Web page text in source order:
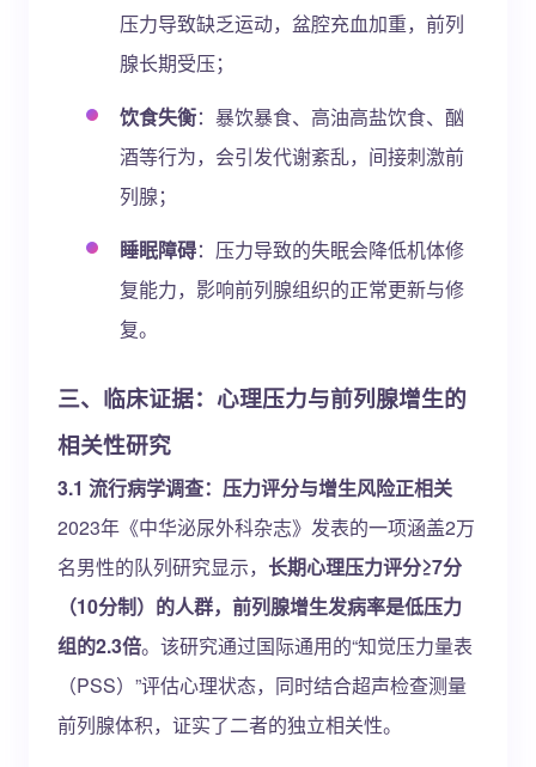
压力导致缺乏运动，盆腔充血加重，前列
腺长期受压；
饮食失衡：暴饮暴食、高油高盐饮食、酗
酒等行为，会引发代谢紊乱，间接刺激前
列腺；
睡眠障碍：压力导致的失眠会降低机体修
复能力，影响前列腺组织的正常更新与修
复。
三、临床证据：心理压力与前列腺增生的
相关性研究
3.1 流行病学调查：压力评分与增生风险正相关
2023年《中华泌尿外科杂志》发表的一项涵盖2万
名男性的队列研究显示， 长期心理压力评分≥7分
（10分制）的人群，前列腺增生发病率是低压力
组的2.3倍。该研究通过国际通用的“知觉压力量表
（PSS）”评估心理状态，同时结合超声检查测量
前列腺体积，证实了二者的独立相关性。